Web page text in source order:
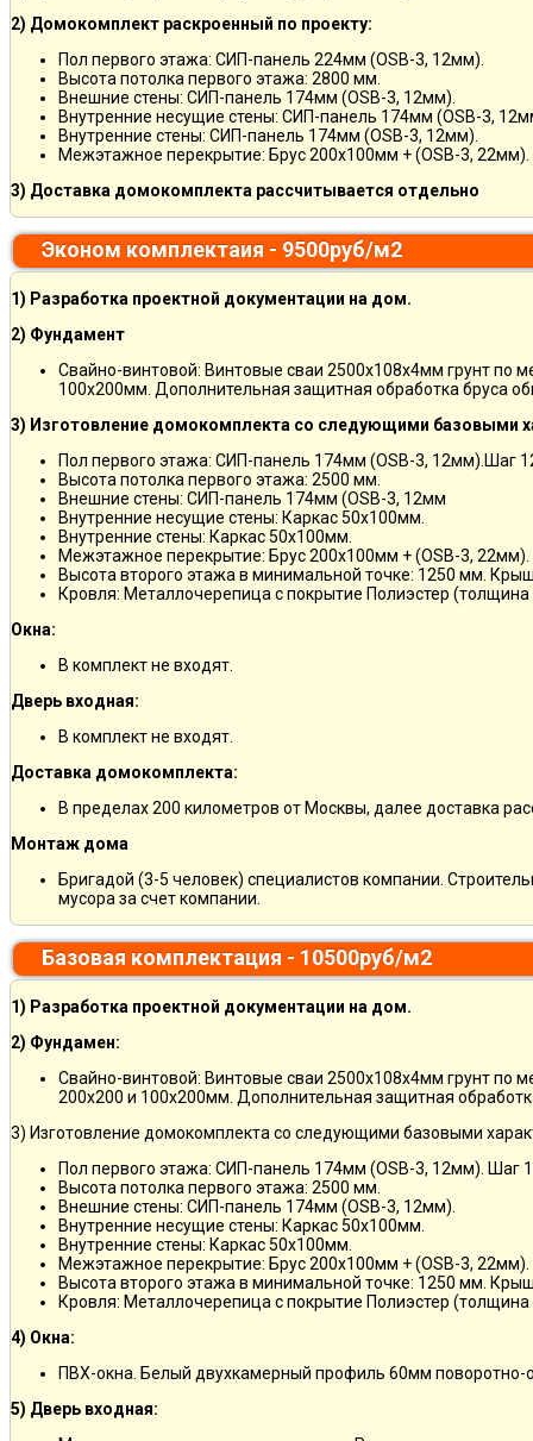
2) Домокомплект раскроенный по проекту:
Пол первого этажа: СИП-панель 224мм (OSB-3, 12мм).
Высота потолка первого этажа: 2800 мм.
Внешние стены: СИП-панель 174мм (OSB-3, 12мм).
Внутренние несущие стены: СИП-панель 174мм (OSB-3,
Внутренние стены: СИП-панель 174мм (OSB-3, 12мм).
Межэтажное перекрытие: Брус 200х100мм + (OSB-3, 22мм).
3) Доставка домокомплекта рассчитывается отдельно
Эконом комплектаия - 9500руб/м2
1) Разработка проектной документации на дом.
2) Фундамент
Свайно-винтовой: Винтовые сваи 2500х108х4мм грунт по
100х200мм. Дополнительная защитная обработка бруса
3) Изготовление домокомплекта со следующими базовыми
Пол первого этажа: СИП-панель 174мм (OSB-3, 12мм).Шаг
Высота потолка первого этажа: 2500 мм.
Внешние стены: СИП-панель 174мм (OSB-3, 12мм
Внутренние несущие стены: Каркас 50х100мм.
Внутренние стены: Каркас 50х100мм.
Межэтажное перекрытие: Брус 200х100мм + (OSB-3, 22мм).
Высота второго этажа в минимальной точке: 1250 мм.
Кровля: Металлочерепица с покрытие Полиэстер
Окна:
В комплект не входят.
Дверь входная:
В комплект не входят.
Доставка домокомплекта:
В пределах 200 километров от Москвы, далее доставка
Монтаж дома
Бригадой (3-5 человек) специалистов компании.
мусора за счет компании.
Базовая комплектация - 10500руб/м2
1) Разработка проектной документации на дом.
2) Фундамен:
Свайно-винтовой: Винтовые сваи 2500х108х4мм грунт по
200х200 и 100х200мм. Дополнительная защитная
3) Изготовление домокомплекта со следующими базовыми
Пол первого этажа: СИП-панель 174мм (OSB-3, 12мм). Шаг
Высота потолка первого этажа: 2500 мм.
Внешние стены: СИП-панель 174мм (OSB-3, 12мм).
Внутренние несущие стены: Каркас 50х100мм.
Внутренние стены: Каркас 50х100мм.
Межэтажное перекрытие: Брус 200х100мм + (OSB-3, 22мм).
Высота второго этажа в минимальной точке: 1250 мм.
Кровля: Металлочерепица с покрытие Полиэстер
4) Окна:
ПВХ-окна. Белый двухкамерный профиль 60мм поворотно-
5) Дверь входная: